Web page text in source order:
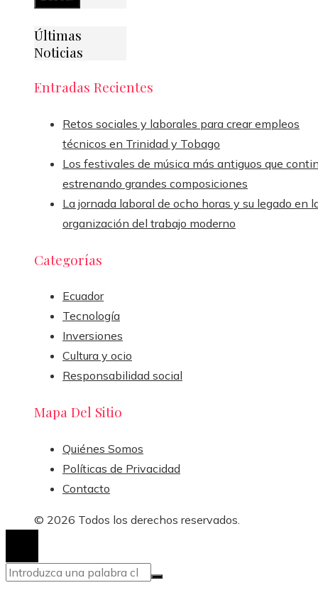
Últimas
Noticias
Entradas Recientes
Retos sociales y laborales para crear empleos
técnicos en Trinidad y Tobago
Los festivales de música más antiguos que
estrenando grandes composiciones
La jornada laboral de ocho horas y su legado en
organización del trabajo moderno
Categorías
Ecuador
Tecnología
Inversiones
Cultura y ocio
Responsabilidad social
Mapa Del Sitio
Quiénes Somos
Políticas de Privacidad
Contacto
© 2026 Todos los derechos reservados.